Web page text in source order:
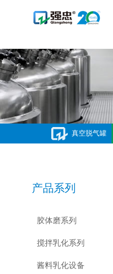
MK体育在线注册
真空脱气罐
产品系列
胶体磨系列
搅拌乳化系列
酱料乳化设备